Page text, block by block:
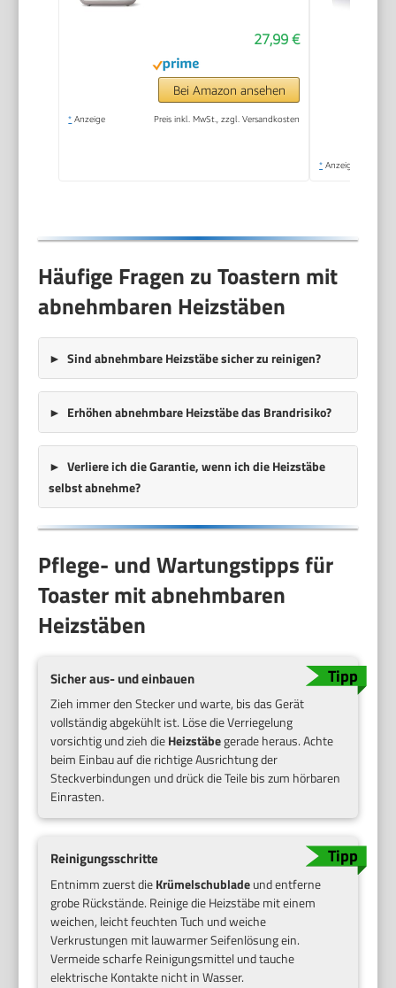
27,99 €
Bei Amazon ansehen
* Anzeige Preis inkl. MwSt., zzgl. Versandkosten
* Anzeige
Häufige Fragen zu Toastern mit
abnehmbaren Heizstäben
Sind abnehmbare Heizstäbe sicher zu reinigen?
Erhöhen abnehmbare Heizstäbe das Brandrisiko?
Verliere ich die Garantie, wenn ich die Heizstäbe
selbst abnehme?
Pflege- und Wartungstipps für
Toaster mit abnehmbaren
Heizstäben
Sicher aus- und einbauen
Zieh immer den Stecker und warte, bis das Gerät
vollständig abgekühlt ist. Löse die Verriegelung
vorsichtig und zieh dieHeizstäbegerade heraus. Achte
beim Einbau auf die richtige Ausrichtung der
Steckverbindungen und drück die Teile bis zum hörbaren
Einrasten.
Reinigungsschritte
Entnimm zuerst dieKrümelschubladeund entferne
grobe Rückstände. Reinige die Heizstäbe mit einem
weichen, leicht feuchten Tuch und weiche
Verkrustungen mit lauwarmer Seifenlösung ein.
Vermeide scharfe Reinigungsmittel und tauche
elektrische Kontakte nicht in Wasser.